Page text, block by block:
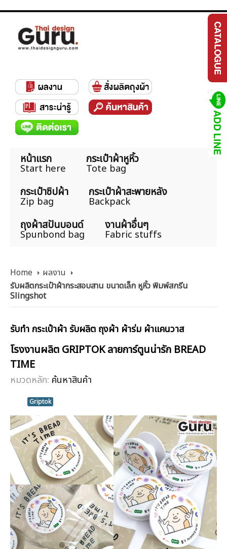
หน้าแรก
Start here
กระเป๋าผ้าหูหิ้ว
Tote bag
กระเป๋าซิปผ้า
Zip bag
กระเป๋าผ้าสะพายหลัง
Backpack
ถุงผ้าสปันบอนด์
Spunbond bag
งานผ้าอื่นๆ
Fabric stuffs
Home
ผลงาน
รับผลิตกระเป๋าผ้ากระสอบสาน ขนาดเล็ก หูหิ้ว พิมพ์สกรีน
Slingshot
รับทำ กระเป๋าผ้า รับผลิต ถุงผ้า ผ้าร่ม ผ้าแคนวาส
โรงงานผลิต GRIPTOK ลายการ์ตูนน่ารัก BREAD
TIME
หมวดหลัก: ค้นหาสินค้า
Griptok